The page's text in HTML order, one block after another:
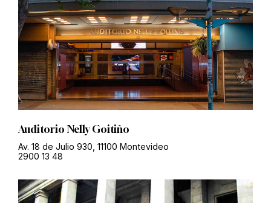
Auditorio Nelly Goitiño
Av. 18 de Julio 930, 11100 Montevideo
2900 13 48